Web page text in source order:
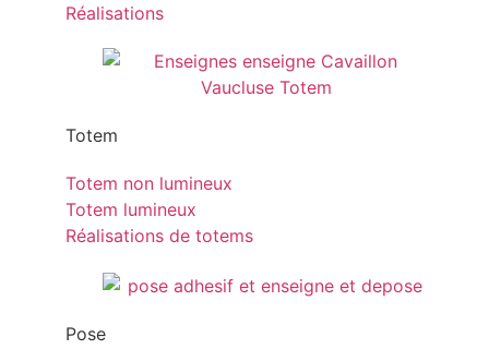
Réalisations
Totem
Totem non lumineux
Totem lumineux
Réalisations de totems
Pose